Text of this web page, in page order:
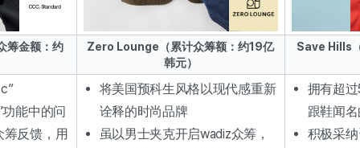
筹金额：约
Zero Lounge（累计众筹额：约19亿
韩元）
Save Hills
能中的问
筹反馈，用
将美国预科生风格以现代感重新
诠释的时尚品牌
虽以男士夹克开启wadiz众筹，
拥有超
跟鞋闻
积极采